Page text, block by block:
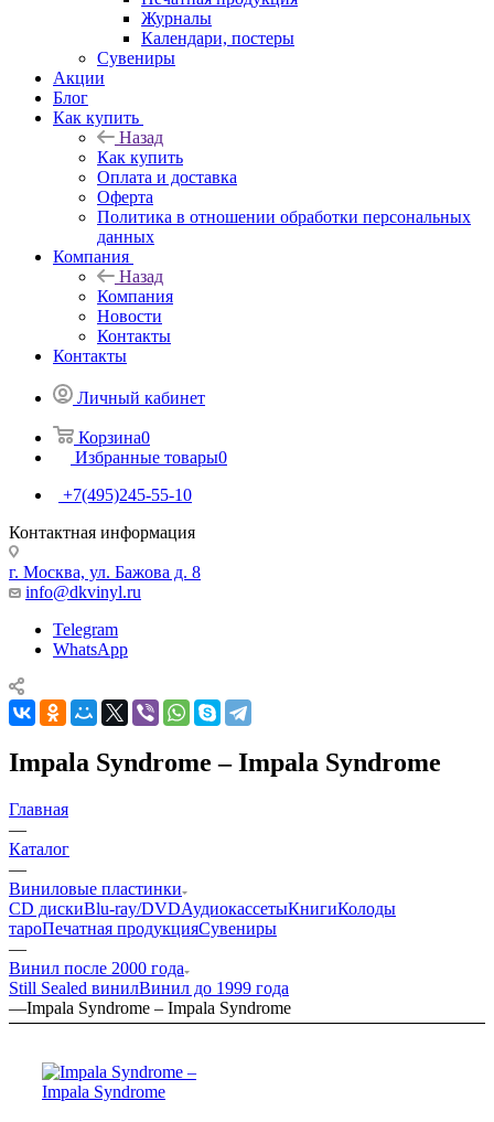
Журналы
Календари, постеры
Сувениры
Акции
Блог
Как купить
Назад
Как купить
Оплата и доставка
Оферта
Политика в отношении обработки персональных
данных
Компания
Назад
Компания
Новости
Контакты
Контакты
Личный кабинет
Корзина0
Избранные товары0
+7(495)245-55-10
Контактная информация
г. Москва, ул. Бажова д. 8
info@dkvinyl.ru
Telegram
WhatsApp
Impala Syndrome – Impala Syndrome
Главная
—
Каталог
—
Виниловые пластинки
CD дискиBlu-ray/DVDАудиокассетыКнигиКолоды
тароПечатная продукцияСувениры
—
Винил после 2000 года
Still Sealed винилВинил до 1999 года
—Impala Syndrome – Impala Syndrome